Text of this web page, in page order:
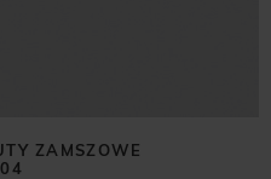
ZAMSZOWE